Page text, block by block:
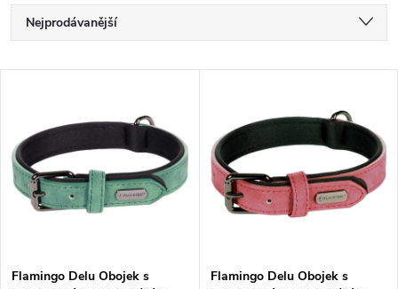
Ř
a
e
n
Nejprodávanější
Abecedně
ý
p
s
Flamingo Delu Obojek s
Flamingo Delu Obojek s